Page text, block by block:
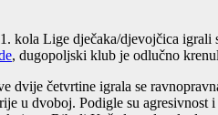
kola Lige dječaka/djevojčica
, dugopoljski klub je odlučno
četvrtine igrala se
u dvoboj. Podigle su